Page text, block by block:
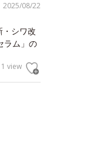
2025/08/22
・シワ改
ラム」の
view